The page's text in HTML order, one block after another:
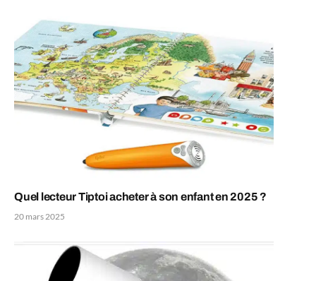
Quel lecteur Tiptoi acheter à son enfant en 2025 ?
20 mars 2025